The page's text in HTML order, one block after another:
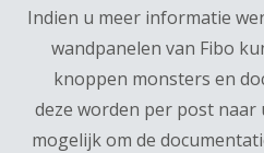
Indien u meer informatie
wandpanelen van Fibo
knoppen monsters en
deze worden per post naar
mogelijk om de